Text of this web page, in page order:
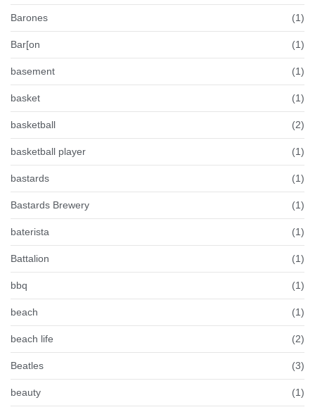
Barones (1)
Bar[on (1)
basement (1)
basket (1)
basketball (2)
basketball player (1)
bastards (1)
Bastards Brewery (1)
baterista (1)
Battalion (1)
bbq (1)
beach (1)
beach life (2)
Beatles (3)
beauty (1)